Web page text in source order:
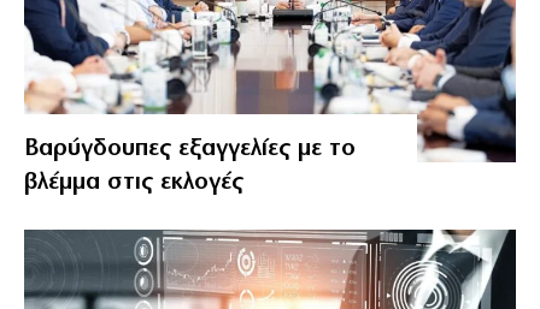
Βαρύγδουπες εξαγγελίες με το
βλέμμα στις εκλογές